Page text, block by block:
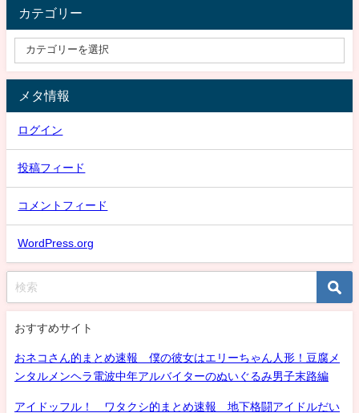
カテゴリー
メタ情報
ログイン
投稿フィード
コメントフィード
WordPress.org
おすすめサイト
おネコさん的まとめ速報 僕の彼女はエリーちゃん人形！豆腐メ
ンタルメンヘラ電波中年アルバイターのぬいぐるみ男子末路編
アイドッフル！ ワタクシ的まとめ速報 地下格闘アイドルだい